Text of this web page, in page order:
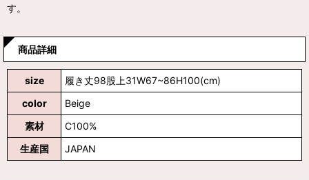
す。
商品詳細
size
履き丈98股上31W67~86H100(cm)
color
Beige
素材
C100%
生産国
JAPAN